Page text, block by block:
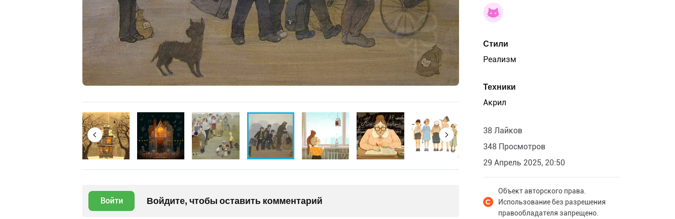
Войти Войдите, чтобы оставить комментарий
Стили
Реализм
Техники
Акрил
38 Лайков
348 Просмотров
29 Апрель 2025, 20:50
Объект авторского права.
Использование без разрешения
правообладателя запрещено.